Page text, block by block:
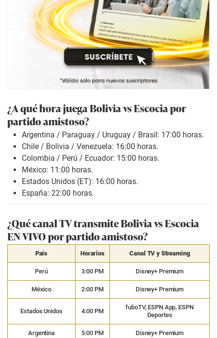
¿A qué hora juega Bolivia vs Escocia por
partido amistoso?
Argentina / Paraguay / Uruguay / Brasil: 17:00 horas.
Chile / Bolivia / Venezuela: 16:00 horas.
Colombia / Perú / Ecuador: 15:00 horas.
México: 11:00 horas.
Estados Unidos (ET): 16:00 horas.
España: 22:00 horas.
¿Qué canal TV transmite Bolivia vs Escocia
EN VIVO por partido amistoso?
País Horarios Canal TV y Streaming
Perú 3:00 PM Disney+ Premium
México 2:00 PM Disney+ Premium
Estados Unidos 4:00 PM
fuboTV, ESPN App, ESPN
Deportes
Argentina 5:00 PM Disney+ Premium